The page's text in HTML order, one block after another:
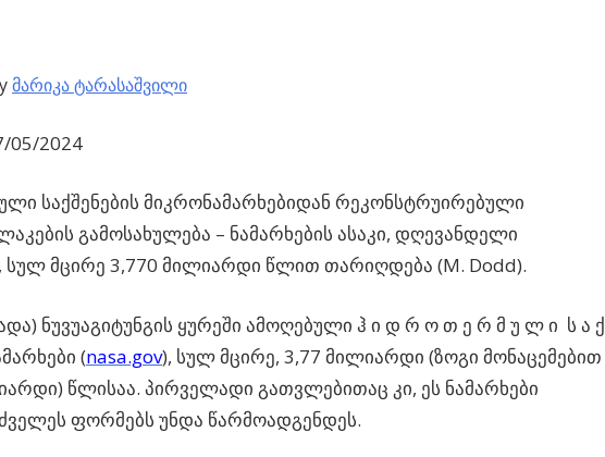
მარიკა ტარასაშვილი
05/2024
საქშენების მიკრონამარხებიდან რეკონსტრუირებული
გამოსახულება – ნამარხების ასაკი, დღევანდელი
სულ მცირე 3,770 მილიარდი წლით თარიღდება (M. Dodd).
ნუვუაგიტუნგის ყურეში ამოღებული ჰ ი დ რ ო თ ე რ მ უ ლ ი ს ა ქ
(nasa.gov), სულ მცირე, 3,77 მილიარდი (ზოგი მონაცემებით
წლისაა. პირველადი გათვლებითაც კი, ეს ნამარხები
ფორმებს უნდა წარმოადგენდეს.